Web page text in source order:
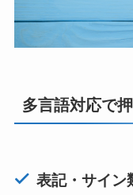
多言語対応で
表記・サイン